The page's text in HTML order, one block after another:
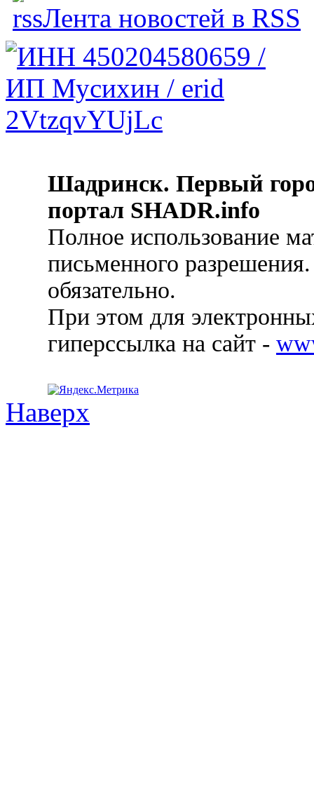
Лента новостей в RSS
Шадринск. Первый
портал SHADR.info
Полное использование
письменного
обязательно.
При этом для
гиперссылка на сайт -
Наверх